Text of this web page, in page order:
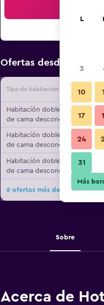
Ofertas desde
Tipo de habitación
Habitación doble, tipo
de cama desconocido
Habitación doble, tipo
de cama desconocido
Habitación doble, tipo
de cama desconocido
6 ofertas más de Hotel
Sobre
Acerca de
L
3
10
17
24
31
Más